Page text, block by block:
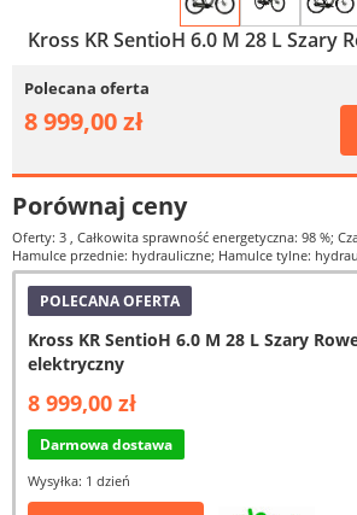
Kross KR SentioH 6.0 M 28 L Szary
Polecana oferta
8 999,00 zł
Porównaj ceny
Oferty: 3 , Całkowita sprawność energetyczna: 98 %;
Hamulce przednie: hydrauliczne; Hamulce tylne:
POLECANA OFERTA
Kross KR SentioH 6.0 M 28 L Szary
elektryczny
8 999,00 zł
Darmowa dostawa
Wysyłka: 1 dzień